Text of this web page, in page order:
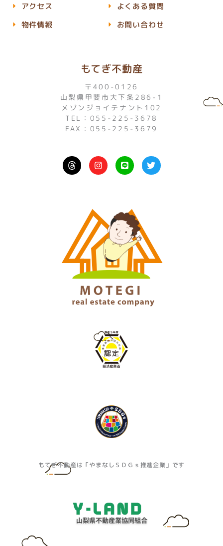
もてぎ不動産
〒400-0126
山梨県甲斐市大下条286-1
メゾンジョイテナント102
TEL：055-225-3678
FAX：055-225-3679
I
n
s
r
a
m
L
i
n
T
w
i
もてぎ不動産は「やまなしＳＤＧｓ推進企業」です
アクセス
物件情報
よくある質問
お問い合わせ